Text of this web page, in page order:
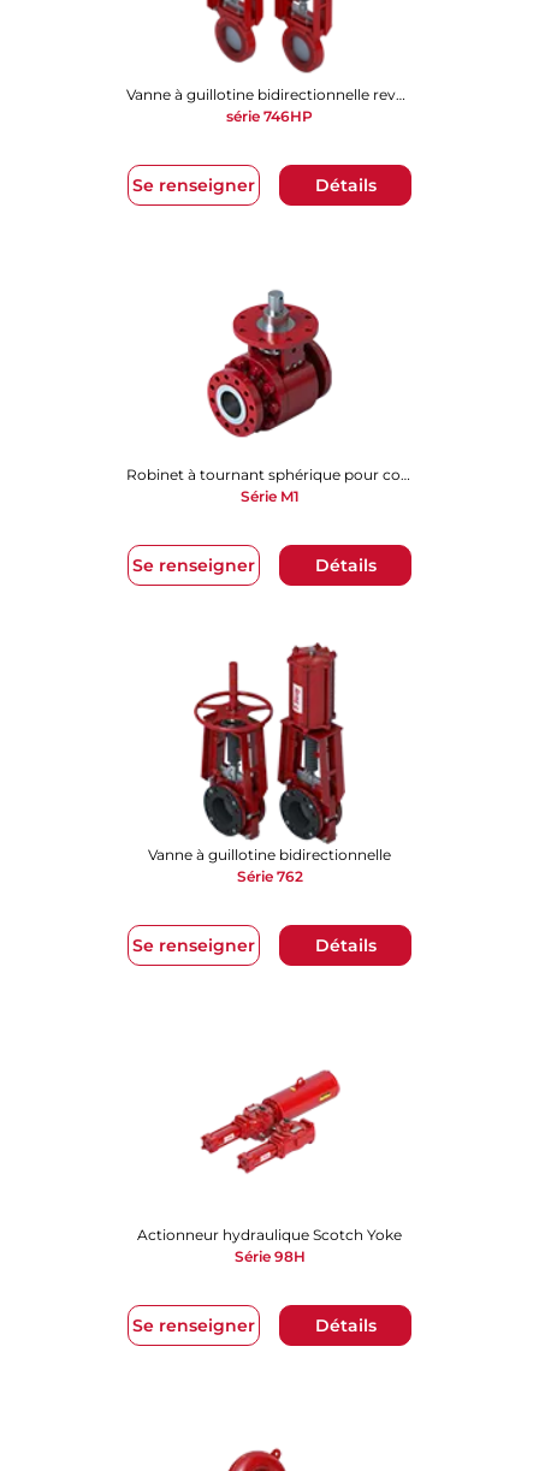
Se renseigner Détails
Vanne à guillotine bidirectionnelle revêtue de polyuréthane
série 746HP
Se renseigner Détails
Robinet à tournant sphérique pour conditions difficiles
Série M1
Se renseigner Détails
Vanne à guillotine bidirectionnelle
Série 762
Se renseigner Détails
Actionneur hydraulique Scotch Yoke
Série 98H